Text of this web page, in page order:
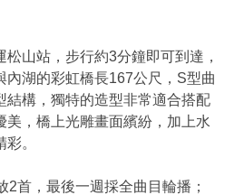
山站，步行約3分鐘即可到達，
內湖的彩虹橋長167公尺，S型曲
結構，獨特的造型非常適合搭配
美，橋上光雕畫面繽紛，加上水
。
2首，最後一週採全曲目輪播；